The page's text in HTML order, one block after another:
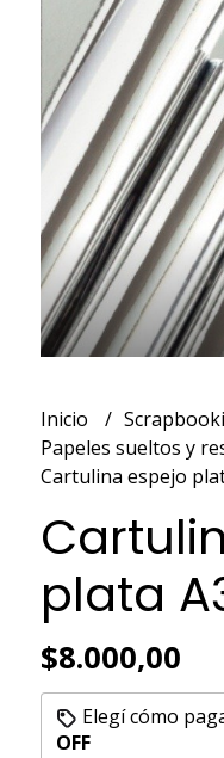
Inicio
Papeles sueltos y
Cartulina espejo
plata
$8.000,00
Elegí cómo
OFF